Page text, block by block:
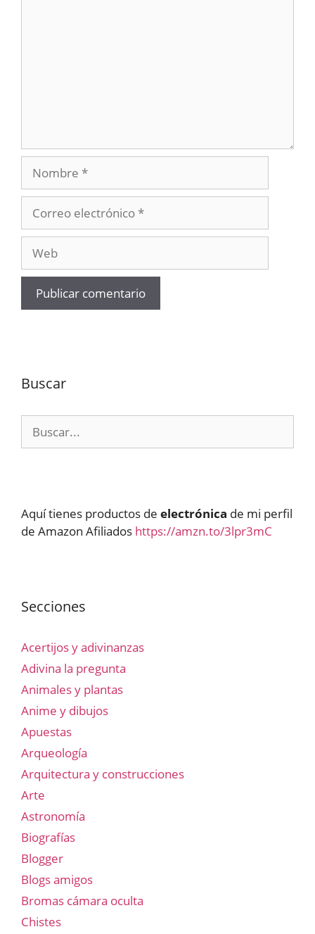
Nombre
electrónico
Buscar
Aquí tienes productos de electrónica de mi perfil
de Amazon Afiliados https://amzn.to/3lpr3mC
Secciones
Acertijos y adivinanzas
Adivina la pregunta
Animales y plantas
Anime y dibujos
Apuestas
Arqueología
Arquitectura y construcciones
Arte
Astronomía
Biografías
Blogger
Blogs amigos
Bromas cámara oculta
Chistes